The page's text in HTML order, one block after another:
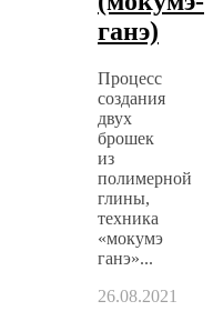
ганэ)
Процесс
создания
двух
брошек
из
полимерной
глины,
техника
«мокумэ
ганэ»...
26.08.2021